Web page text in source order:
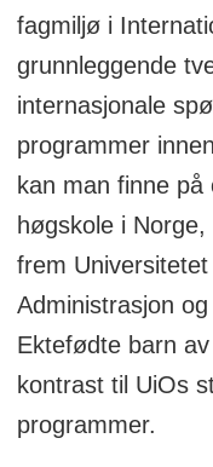
fagmiljø i
grunnleggende
internasjonale
programmer
kan man finne
høgskole i
frem
Administrasjon
Ektefødte barn
kontrast til UiOs
programmer.